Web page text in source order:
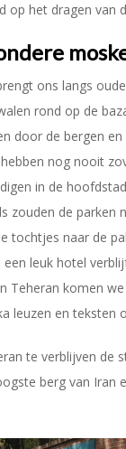
op het dragen van
ons langs
rond op de
door de bergen
nog nooit
in de
zouden de parken
tochtjes naar de
leuk hotel
Teheran komen
leuzen en teksten
te verblijven de
berg van Iran